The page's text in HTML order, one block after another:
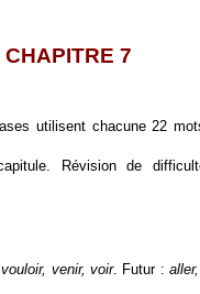
CHAPITRE 7
utilisent chacune 22
Révision de
venir, voir. Futur :